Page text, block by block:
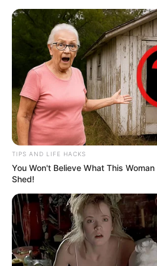
HOME
Home > Acs e ACE > Incentivo
Nacional >
Portaria e Lei Federal
TIPS AND LIFE HACKS
You Won't Believe What This
Shed!